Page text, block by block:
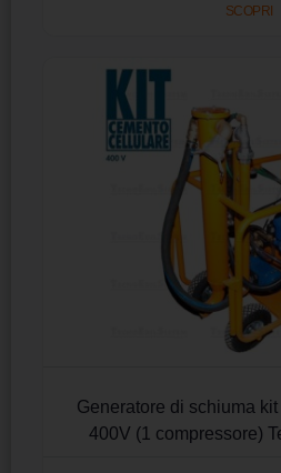
SCOPRI
Generatore di schiuma
400V (1 compressore)